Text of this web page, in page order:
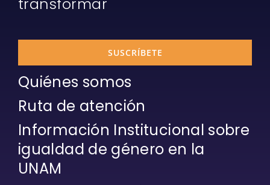
transformar
SUSCRÍBETE
Quiénes somos
Ruta de atención
Información Institucional sobre
igualdad de género en la
UNAM